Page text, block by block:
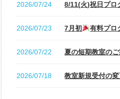
2026/07/24 8/11(火)祝日プロ
2026/07/23 7月初 有料プロ
2026/07/22 夏の短期教室の
2026/07/18 教室新規受付の